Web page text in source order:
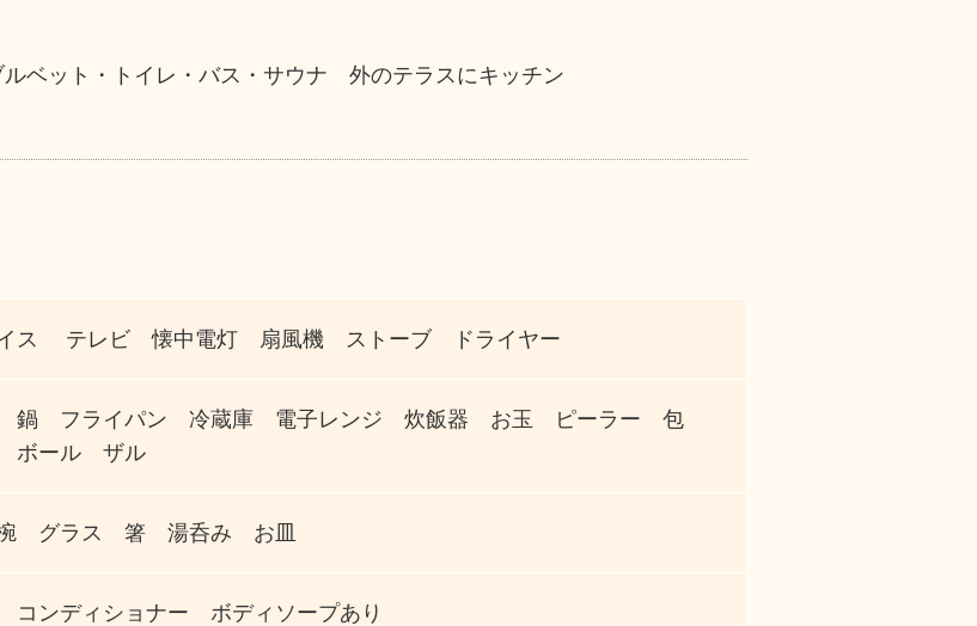
ベット・トイレ・バス・サウナ 外のテラスにキッチン
ス テレビ 懐中電灯 扇風機 ストーブ ドライヤー
鍋 フライパン 冷蔵庫 電子レンジ 炊飯器 お玉 ピーラー 包
ボール ザル
グラス 箸 湯呑み お皿
コンディショナー ボディソープあり